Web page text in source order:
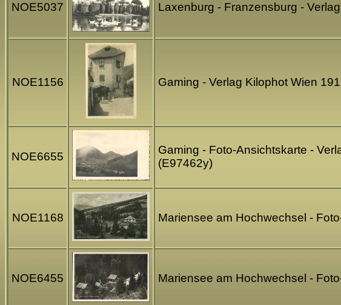
NOE5037 Laxenburg - Franzensburg -
NOE1156 Gaming - Verlag Kilophot Wien
NOE6655
Gaming - Foto-Ansichtskarte -
(E97462y)
NOE1168 Mariensee am Hochwechsel -
NOE6455 Mariensee am Hochwechsel -